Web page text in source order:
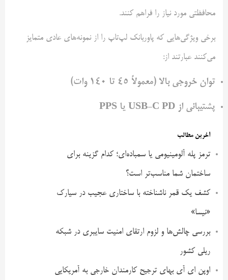
محافظتی مورد نیاز را فراهم کنند.
برخی ویژگی‌هایی که پاوربانک لپ‌تاپ را از نمونه‌های عادی متمایز
می‌کنند عبارتند از:
توان خروجی بالا (معمولاً 45 تا 140 وات)
پشتیبانی از USB-C PD یا PPS
آخرین مطالب
ترمز پله آلومینیومی یا سمباده‌ای؛ کدام گزینه برای
ساختمان شما مناسب‌تر است؟
کشف یک قمر ناشناخته با ساختاری عجیب در سیارک
«نیسا»
بررسی چالش‌ها و لزوم ارتقای امنیت سایبری در شبکه
ریلی کشور
اوپن ای آی بهای ترجیح کارمندان خارجی به آمریکایی